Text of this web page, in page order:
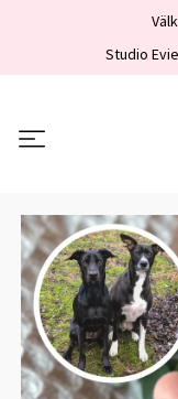
Studio